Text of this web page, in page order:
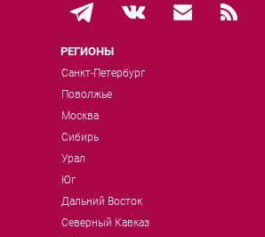
РЕГИОНЫ
Санкт-Петербург
Поволжье
Москва
Сибирь
Урал
Юг
Дальний Восток
Северный Кавказ